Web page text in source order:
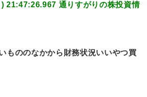
21:47:26.967 通りすがりの株投資情
もののなかから財務状況いいやつ買